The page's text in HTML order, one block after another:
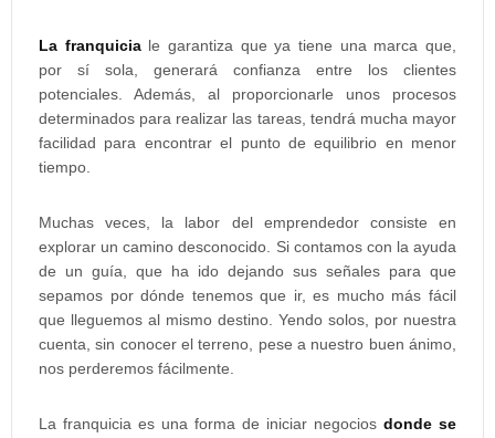
La franquiciale garantiza que ya tiene una marca que,
por sí sola, generará confianza entre los clientes
potenciales. Además, al proporcionarle unos procesos
determinados para realizar las tareas, tendrá mucha mayor
facilidad para encontrar el punto de equilibrio en menor
tiempo.
Muchas veces, la labor del emprendedor consiste en
explorar un camino desconocido. Si contamos con la ayuda
de un guía, que ha ido dejando sus señales para que
sepamos por dónde tenemos que ir, es mucho más fácil
que lleguemos al mismo destino. Yendo solos, por nuestra
cuenta, sin conocer el terreno, pese a nuestro buen ánimo,
nos perderemos fácilmente.
La franquicia es una forma de iniciar negocios donde se